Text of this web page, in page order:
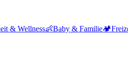
& Wellness👶Baby & Familie🏕️